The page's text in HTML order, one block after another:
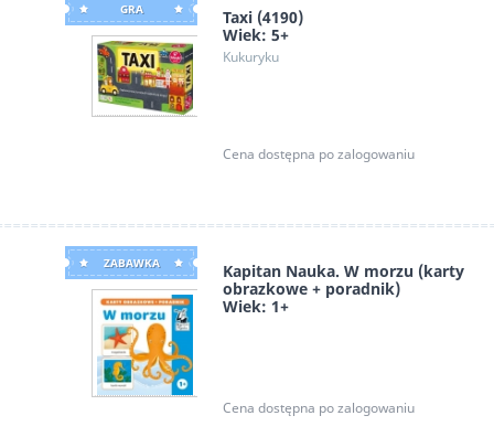
GRA
Taxi (4190)
Wiek: 5+
Kukuryku
Cena dostępna po zalogowaniu
ZABAWKA
Kapitan Nauka. W morzu (karty
obrazkowe + poradnik)
Wiek: 1+
Cena dostępna po zalogowaniu